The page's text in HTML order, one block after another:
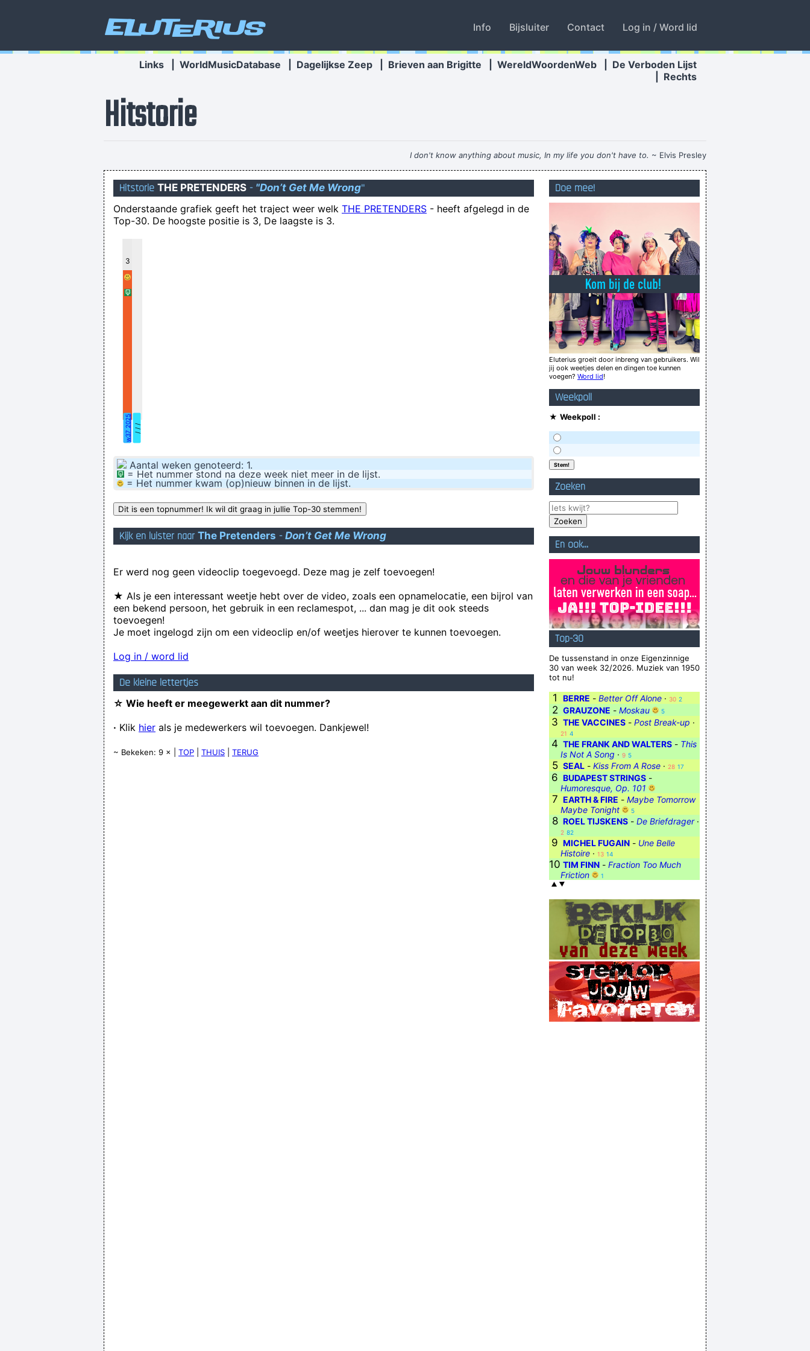
Eluterius Info Bijsluiter Contact Log in / Word lid
Links WorldMusicDatabase Dagelijkse Zeep Brieven aan Brigitte WereldWoordenWeb
De Verboden Lijst
Rechts
Hitstorie
I don't know anything about music, In my life you don't have to. ~ Elvis Presley
Ik vond dat ik dat mocht vragen.
mijn vrouw begint te demonteren
En dat los je dan maar op door zomaar wat mensen voor de zot te houden of hoe moet ik het zien!?
Opdoffer voor STVV vlak na de rust: Refaelov trapt Anderlecht vanop de stip op voorsprong. Upduller for STVV flat after the rest: Refaelov stairs
Anderlecht fromup the dot on frontjump
Gratis gratis gratis!!!
girmis, hirk hork efektleri esliginde filmi seyrediyorumdur, bu arada film boyunca ilgi gostermemis ve daha once de seyretmemis anne odaya girer
Ik kwam thuis en er lag een kleverig, witachtig en nogal zilt geurend kwakje op het aanrecht. Zei ik 'kwakje'? Ik bedoel 'Kwa®kje' Hahaha!
Please glisten to me
Ik kom niet opdagen tijdens dopdagen
Janet, de jongste telg uit de popfamilie Jackson, was al twee keer eerder getrouwd. Ze zat eerder in de huwelijksboot met zanger James DeBarge en
regisseur Rene DeBarge en regisseur Rene Elizonda Jr
So it's Bronic and Free-Free? :)
Weet je waar ik ben geweest? Al drie weken... De weekends... Oegstgheejst
Tja, dan kan je evengoed zeggen dat die flik klop kreeg omdat hij maar niet zo gekleed moet rondlopen
Verknoei je tijd op een nuttige manier!
Geej se lèllike voel hod!
Hitstorie THE PRETENDERS - "Don’t Get Me Wrong"
Onderstaande grafiek geeft het traject weer welk THE PRETENDERS - heeft afgelegd in de
Top-30. De hoogste positie is 3, De laagste is 3.
3
w37 2025 / / /
Aantal weken genoteerd: 1.
= Het nummer stond na deze week niet meer in de lijst.
= Het nummer kwam (op)nieuw binnen in de lijst.
Kijk en luister naar The Pretenders - Don’t Get Me Wrong
Er werd nog geen videoclip toegevoegd. Deze mag je zelf toevoegen!
★ Als je een interessant weetje hebt over de video, zoals een opnamelocatie, een bijrol van
een bekend persoon, het gebruik in een reclamespot, ... dan mag je dit ook steeds
toevoegen!
Je moet ingelogd zijn om een videoclip en/of weetjes hierover te kunnen toevoegen.
Log in / word lid
De kleine lettertjes
☆ Wie heeft er meegewerkt aan dit nummer?
· Klik hier als je medewerkers wil toevoegen. Dankjewel!
~ Bekeken: 9 × | TOP THUIS TERUG
Doe mee!
Eluterius groeit door inbreng van gebruikers. Wil
jij ook weetjes delen en dingen toe kunnen
voegen? Word lid!
Weekpoll
★ Weekpoll :
Zoeken
En ook...
Top-30
De tussenstand in onze Eigenzinnige
30 van week 32/2026. Muziek van 1950
tot nu!
1 BERRE - Better Off Alone · 30 2
2 GRAUZONE - Moskau 5
3 THE VACCINES - Post Break-up ·
21 4
4 THE FRANK AND WALTERS - This
Is Not A Song · 9 5
5 SEAL - Kiss From A Rose · 28 17
6 BUDAPEST STRINGS -
Humoresque, Op. 101
7 EARTH & FIRE - Maybe Tomorrow
Maybe Tonight
5
8 ROEL TIJSKENS - De Briefdrager·
2 82
9 MICHEL FUGAIN - Une Belle
Histoire · 13 14
10 TIM FINN - Fraction Too Much
Friction
1